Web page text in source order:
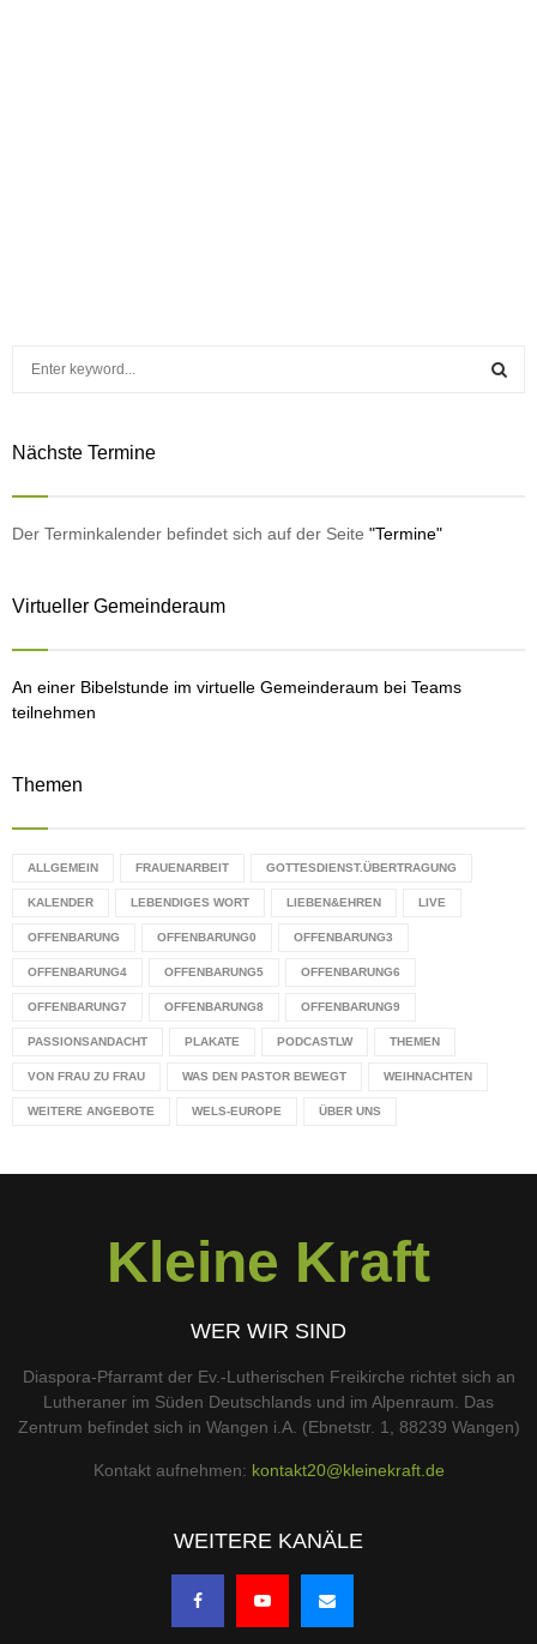
c
o
Nächste Termine
Der Terminkalender befindet sich auf der Seite "Termine"
Virtueller Gemeinderaum
An einer Bibelstunde im virtuelle Gemeinderaum bei Teams
teilnehmen
Themen
ALLGEMEIN FRAUENARBEIT GOTTESDIENST.ÜBERTRAGUNG
KALENDER LEBENDIGES WORT LIEBEN&EHREN LIVE
OFFENBARUNG OFFENBARUNG0 OFFENBARUNG3
OFFENBARUNG4 OFFENBARUNG5 OFFENBARUNG6
OFFENBARUNG7 OFFENBARUNG8 OFFENBARUNG9
PASSIONSANDACHT PLAKATE PODCASTLW THEMEN
VON FRAU ZU FRAU WAS DEN PASTOR BEWEGT WEIHNACHTEN
WEITERE ANGEBOTE WELS-EUROPE ÜBER UNS
Kleine Kraft
WER WIR SIND
Diaspora-Pfarramt der Ev.-Lutherischen Freikirche richtet sich an
Lutheraner im Süden Deutschlands und im Alpenraum. Das
Zentrum befindet sich in Wangen i.A. (Ebnetstr. 1, 88239 Wangen)
Kontakt aufnehmen: kontakt20@kleinekraft.de
WEITERE KANÄLE